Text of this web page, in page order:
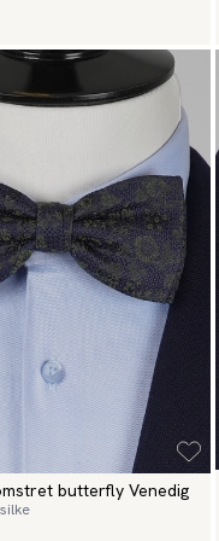
butterfly Venedig